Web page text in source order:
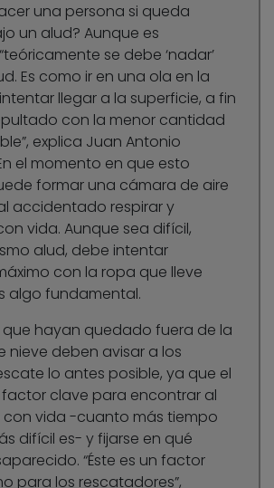
una persona si queda
un alud? Aunque es
se debe ‘nadar’
Es como ir en una ola en la
llegar a la superficie, a fin
con la menor cantidad
explica Juan Antonio
el momento en que esto
formar una cámara de aire
accidentado respirar y
vida. Aunque sea difícil,
alud, debe intentar
con la ropa que lleve
algo fundamental.
que hayan quedado fuera de la
nieve deben avisar a los
lo antes posible, ya que el
clave para encontrar al
vida -cuanto más tiempo
difícil es- y fijarse en qué
“Éste es un factor
para los rescatadores”,